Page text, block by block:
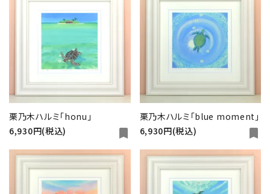
栗乃木ハルミ「honu」
6,930円(税込)
bookmark
栗乃木ハルミ「blue moment」
6,930円(税込)
bookmark